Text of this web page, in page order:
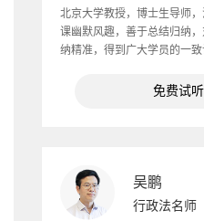
北京大学教授，博士生导师
课幽默风趣，善于总结归纳
纳精准，得到广大学员的一致
免费试
吴鹏
行政法名师